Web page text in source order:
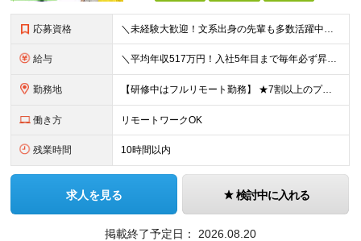
応募資格 ＼未経験大歓迎！文系出身の先輩も多数活躍中／ ◆PCスキルに自信のない方も歓迎 ◆完全未経験OK ◆社会人デビューもOK ◆学歴不問 ＊*こんなアナタにオススメです*＊ ◇事務職に興味があるが、給与
給与 ＼平均年収517万円！入社5年目まで毎年必ず昇給／ ■賞与年3回 ■年収800万円以上も可 ■入社3年以上の平均年収469.2万円 月給23万2000円以上＋賞与年3回＋各種手当 ☆入社5年目まで最
勤務地 【研修中はフルリモート勤務】 ★7割以上のプロジェクトでリモートワークを導入 ★一都三県のプロジェクト先 ★転居を伴う転勤なし ＜プロジェクト先＞ 東京・神奈川・千葉・埼玉でのプロジェクト先にて勤務
働き方 リモートワークOK
残業時間 10時間以内
求人を見る 検討中に入れる
掲載終了予定日： 2026.08.20